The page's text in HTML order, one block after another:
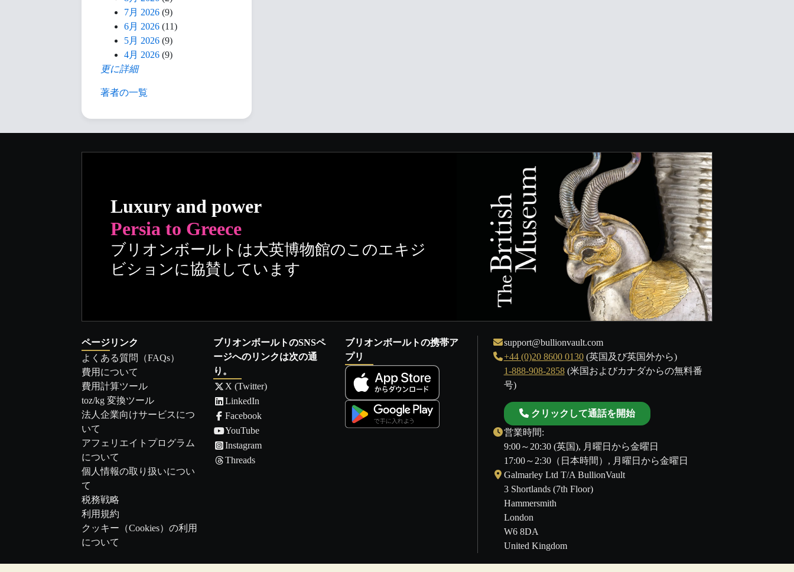
7月 2026 (9)
6月 2026 (11)
5月 2026 (9)
4月 2026 (9)
更に詳細
著者の一覧
Luxury and power
Persia to Greece
ブリオンボールトは大英博物館のこのエキジ
ビションに協賛しています
ページリンク
よくある質問（FAQs）
費用について
費用計算ツール
toz/kg 変換ツール
法人企業向けサービスにつ
いて
アフェリエイトプログラム
について
個人情報の取り扱いについ
て
税務戦略
利用規約
クッキー（Cookies）の利用
について
ブリオンボールトのSNSペ
ージへのリンクは次の通
り。
X (Twitter)
LinkedIn
Facebook
YouTube
Instagram
Threads
ブリオンボールトの携帯ア
プリ
support@bullionvault.com
+44 (0)20 8600 0130(英国及び英国外から)
1-888-908-2858(米国およびカナダからの無料番
号)
クリックして通話を開始
営業時間:
9:00～20:30 (英国), 月曜日から金曜日
17:00～2:30（日本時間）, 月曜日から金曜日
Galmarley Ltd T/A BullionVault
3 Shortlands (7th Floor)
Hammersmith
London
W6 8DA
United Kingdom